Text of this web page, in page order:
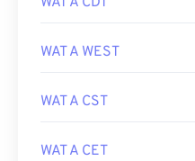
WAT A WEST
WAT A CST
WAT A CET